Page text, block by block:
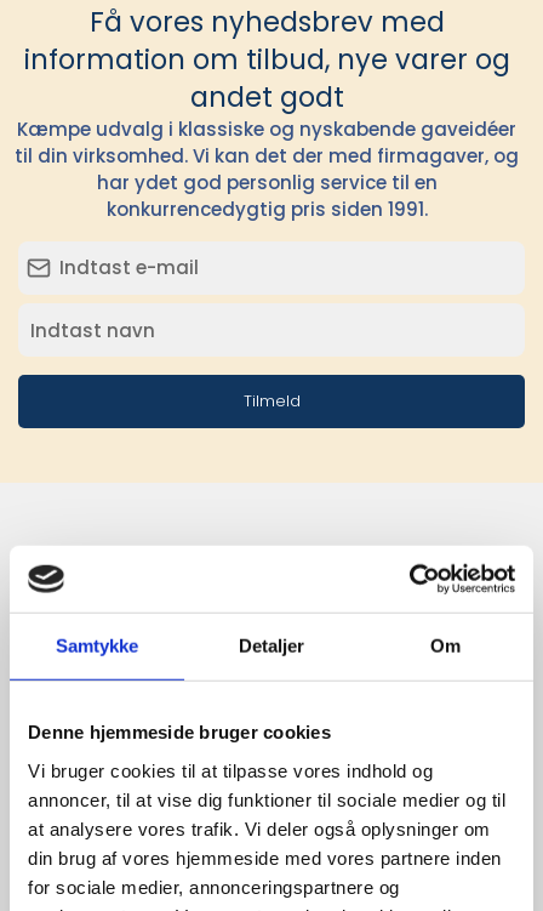
Samtykke Detaljer Om
Denne hjemmeside bruger cookies
Vi bruger cookies til at tilpasse vores indhold og
annoncer, til at vise dig funktioner til sociale medier og til
at analysere vores trafik. Vi deler også oplysninger om
din brug af vores hjemmeside med vores partnere inden
for sociale medier, annonceringspartnere og
Få vores nyhedsbrev med
information om tilbud, nye varer og
andet godt
Kæmpe udvalg i klassiske og nyskabende gaveidéer
til din virksomhed. Vi kan det der med firmagaver, og
har ydet god personlig service til en
konkurrencedygtig pris siden 1991.
Tilmeld
leverandører
giver større
udvalg
For at sikre høj kvalitet og stor
leveringssikkerhed samarbejder vi
med de største og mest
anerkendte leverandører inden for